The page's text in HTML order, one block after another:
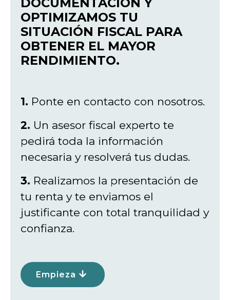
DOCUMENTACIÓN Y
OPTIMIZAMOS TU
SITUACIÓN FISCAL PARA
OBTENER EL MAYOR
RENDIMIENTO.
1. Ponte en contacto con nosotros.
2. Un asesor fiscal experto te
pedirá toda la información
necesaria y resolverá tus dudas.
3. Realizamos la presentación de
tu renta y te enviamos el
justificante con total tranquilidad y
confianza.
Empieza